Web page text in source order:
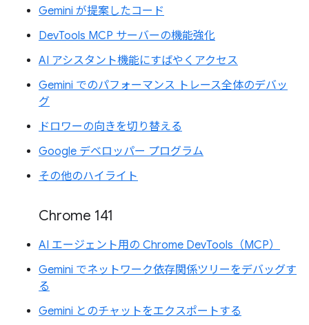
Gemini が提案したコード
DevTools MCP サーバーの機能強化
AI アシスタント機能にすばやくアクセス
Gemini でのパフォーマンス トレース全体のデバッ
グ
ドロワーの向きを切り替える
Google デベロッパー プログラム
その他のハイライト
Chrome 141
AI エージェント用の Chrome DevTools（MCP）
Gemini でネットワーク依存関係ツリーをデバッグす
る
Gemini とのチャットをエクスポートする